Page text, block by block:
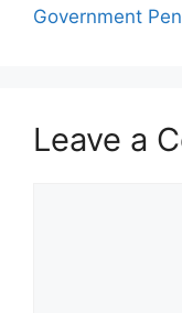
Government
Leave a